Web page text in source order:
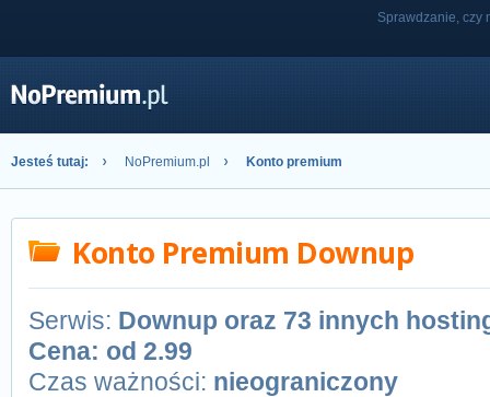
Sprawdzanie, czy
Jesteś tutaj: NoPremium.pl Konto premium
Konto Premium Downup
Serwis: Downup oraz 73 innych
Cena: od 2.99
Czas ważności: nieograniczony